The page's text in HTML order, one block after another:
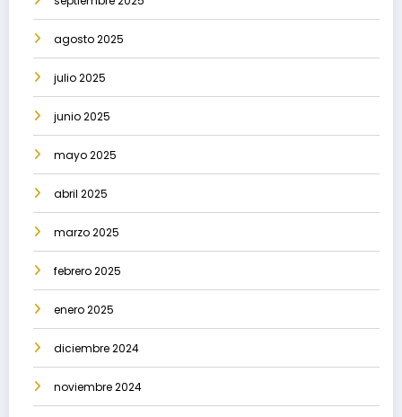
agosto 2025
julio 2025
junio 2025
mayo 2025
abril 2025
marzo 2025
febrero 2025
enero 2025
diciembre 2024
noviembre 2024